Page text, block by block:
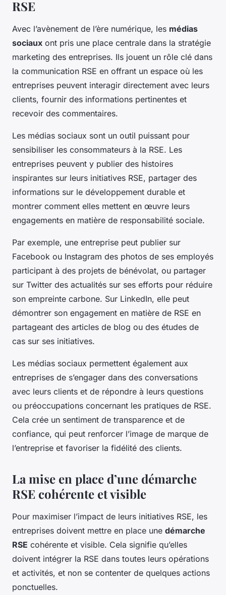
RSE
Avec l’avènement de l’ère numérique, les médias
sociaux ont pris une place centrale dans la stratégie
marketing des entreprises. Ils jouent un rôle clé dans
la communication RSE en offrant un espace où les
entreprises peuvent interagir directement avec leurs
clients, fournir des informations pertinentes et
recevoir des commentaires.
Les médias sociaux sont un outil puissant pour
sensibiliser les consommateurs à la RSE. Les
entreprises peuvent y publier des histoires
inspirantes sur leurs initiatives RSE, partager des
informations sur le développement durable et
montrer comment elles mettent en œuvre leurs
engagements en matière de responsabilité sociale.
Par exemple, une entreprise peut publier sur
Facebook ou Instagram des photos de ses employés
participant à des projets de bénévolat, ou partager
sur Twitter des actualités sur ses efforts pour réduire
son empreinte carbone. Sur LinkedIn, elle peut
démontrer son engagement en matière de RSE en
partageant des articles de blog ou des études de
cas sur ses initiatives.
Les médias sociaux permettent également aux
entreprises de s’engager dans des conversations
avec leurs clients et de répondre à leurs questions
ou préoccupations concernant les pratiques de RSE.
Cela crée un sentiment de transparence et de
confiance, qui peut renforcer l’image de marque de
l’entreprise et favoriser la fidélité des clients.
La mise en place d’une démarche
RSE cohérente et visible
Pour maximiser l’impact de leurs initiatives RSE, les
entreprises doivent mettre en place une démarche
RSE cohérente et visible. Cela signifie qu’elles
doivent intégrer la RSE dans toutes leurs opérations
et activités, et non se contenter de quelques actions
ponctuelles.